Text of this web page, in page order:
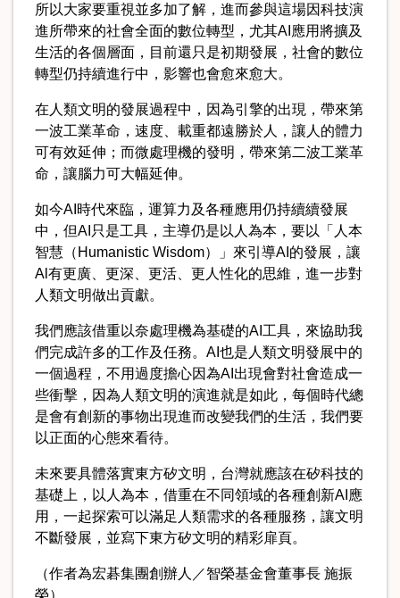
所以大家要重視並多加了解，進而參與這場因科技演
進所帶來的社會全面的數位轉型，尤其AI應用將擴及
生活的各個層面，目前還只是初期發展，社會的數位
轉型仍持續進行中，影響也會愈來愈大。
在人類文明的發展過程中，因為引擎的出現，帶來第
一波工業革命，速度、載重都遠勝於人，讓人的體力
可有效延伸；而微處理機的發明，帶來第二波工業革
命，讓腦力可大幅延伸。
如今AI時代來臨，運算力及各種應用仍持續續發展
中，但AI只是工具，主導仍是以人為本，要以「人本
智慧（Humanistic Wisdom）」來引導AI的發展，讓
Al有更廣、更深、更活、更人性化的思維，進一步對
人類文明做出貢獻。
我們應該借重以奈處理機為基礎的AI工具，來協助我
們完成許多的工作及任務。AI也是人類文明發展中的
一個過程，不用過度擔心因為AI出現會對社會造成一
些衝擊，因為人類文明的演進就是如此，每個時代總
是會有創新的事物出現進而改變我們的生活，我們要
以正面的心態來看待。
未來要具體落實東方矽文明，台灣就應該在矽科技的
基礎上，以人為本，借重在不同領域的各種創新AI應
用，一起探索可以滿足人類需求的各種服務，讓文明
不斷發展，並寫下東方矽文明的精彩扉頁。
（作者為宏碁集團創辦人／智榮基金會董事長 施振
榮）